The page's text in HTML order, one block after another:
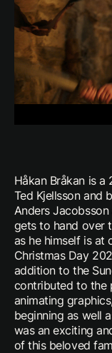
Håkan Bråkan is
Ted Kjellsson and
Anders Jacobsson
gets to hand over
as he himself is at
Christmas Day
addition to the
contributed to the
animating
beginning as well
was an exciting
of this beloved